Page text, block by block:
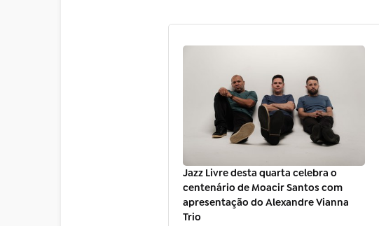
Jazz Livre desta quarta celebra o
centenário de Moacir Santos com
apresentação do Alexandre Vianna
Trio